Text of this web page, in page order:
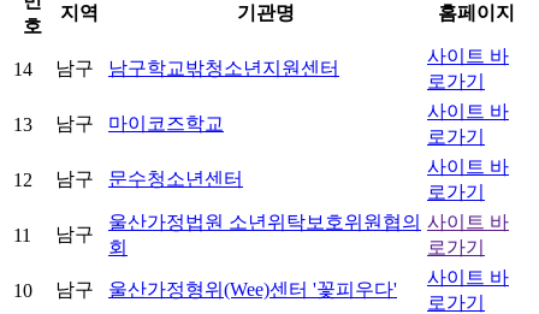
호
지역 기관명 홈페이지
14 남구 남구학교밖청소년지원센터
사이트 바
로가기
13 남구 마이코즈학교
사이트 바
로가기
12 남구 문수청소년센터
사이트 바
로가기
11 남구
울산가정법원 소년위탁보호위원협의
회
사이트 바
로가기
10 남구 울산가정형위(Wee)센터 '꽃피우다'
사이트 바
로가기